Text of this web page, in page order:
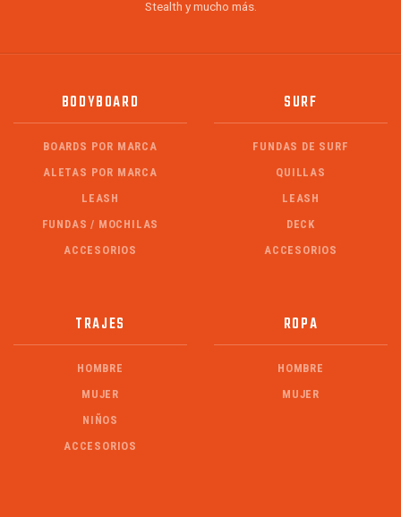
Stealth y mucho más.
BODYBOARD
BOARDS POR MARCA
ALETAS POR MARCA
LEASH
FUNDAS / MOCHILAS
ACCESORIOS
SURF
FUNDAS DE SURF
QUILLAS
LEASH
DECK
ACCESORIOS
TRAJES
HOMBRE
MUJER
NIÑOS
ACCESORIOS
ROPA
HOMBRE
MUJER